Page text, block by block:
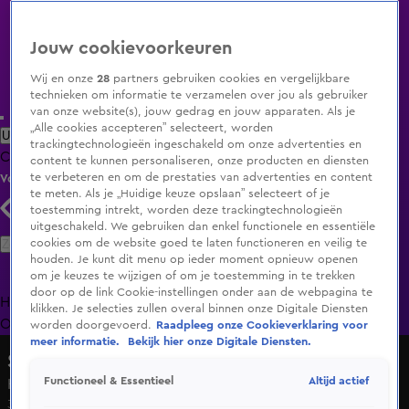
Uitzending Gemist Populaire programma's Zenders Genres
ClipsFilmsRadioSmart TV inlogShop
Volg KIJK
Zoeken
HomeUitzending Gemist Programma's De Bondgenoten
OranjezomerLivestreamsShop
Shownieuws
Het roerige liefdesjaar van Sylvie Meis
30 dec 2024, 10:04
Jouw cookievoorkeuren
Wij en onze28 partners gebruiken cookies en vergelijkbare
technieken om informatie te verzamelen over jou als gebruiker
van onze website(s), jouw gedrag en jouw apparaten. Als je
„Alle cookies accepteren” selecteert, worden
trackingtechnologieën ingeschakeld om onze advertenties en
content te kunnen personaliseren, onze producten en diensten
te verbeteren en om de prestaties van advertenties en content
te meten. Als je „Huidige keuze opslaan” selecteert of je
toestemming intrekt, worden deze trackingtechnologieën
uitgeschakeld. We gebruiken dan enkel functionele en essentiële
cookies om de website goed te laten functioneren en veilig te
houden. Je kunt dit menu op ieder moment opnieuw openen
om je keuzes te wijzigen of om je toestemming in te trekken
door op de link Cookie-instellingen onder aan de webpagina te
klikken. Je selecties zullen overal binnen onze Digitale Diensten
worden doorgevoerd.
Raadpleeg onze Cookieverklaring voor
meer informatie.
Bekijk hier onze Digitale Diensten.
Functioneel & Essentieel Altijd actief